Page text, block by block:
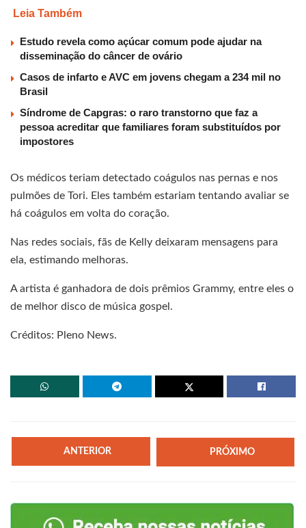
Leia Também
Estudo revela como açúcar comum pode ajudar na
disseminação do câncer de ovário
Casos de infarto e AVC em jovens chegam a 234 mil no
Brasil
Síndrome de Capgras: o raro transtorno que faz a
pessoa acreditar que familiares foram substituídos por
impostores
Os médicos teriam detectado coágulos nas pernas e nos
pulmões de Tori. Eles também estariam tentando avaliar se
há coágulos em volta do coração.
Nas redes sociais, fãs de Kelly deixaram mensagens para
ela, estimando melhoras.
A artista é ganhadora de dois prêmios Grammy, entre eles o
de melhor disco de música gospel.
Créditos: Pleno News.
ANTERIOR PRÓXIMO